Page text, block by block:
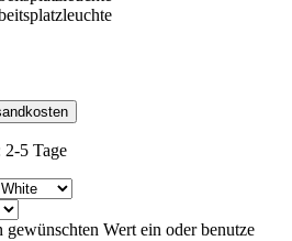
5 Tage
Wert ein oder benutze